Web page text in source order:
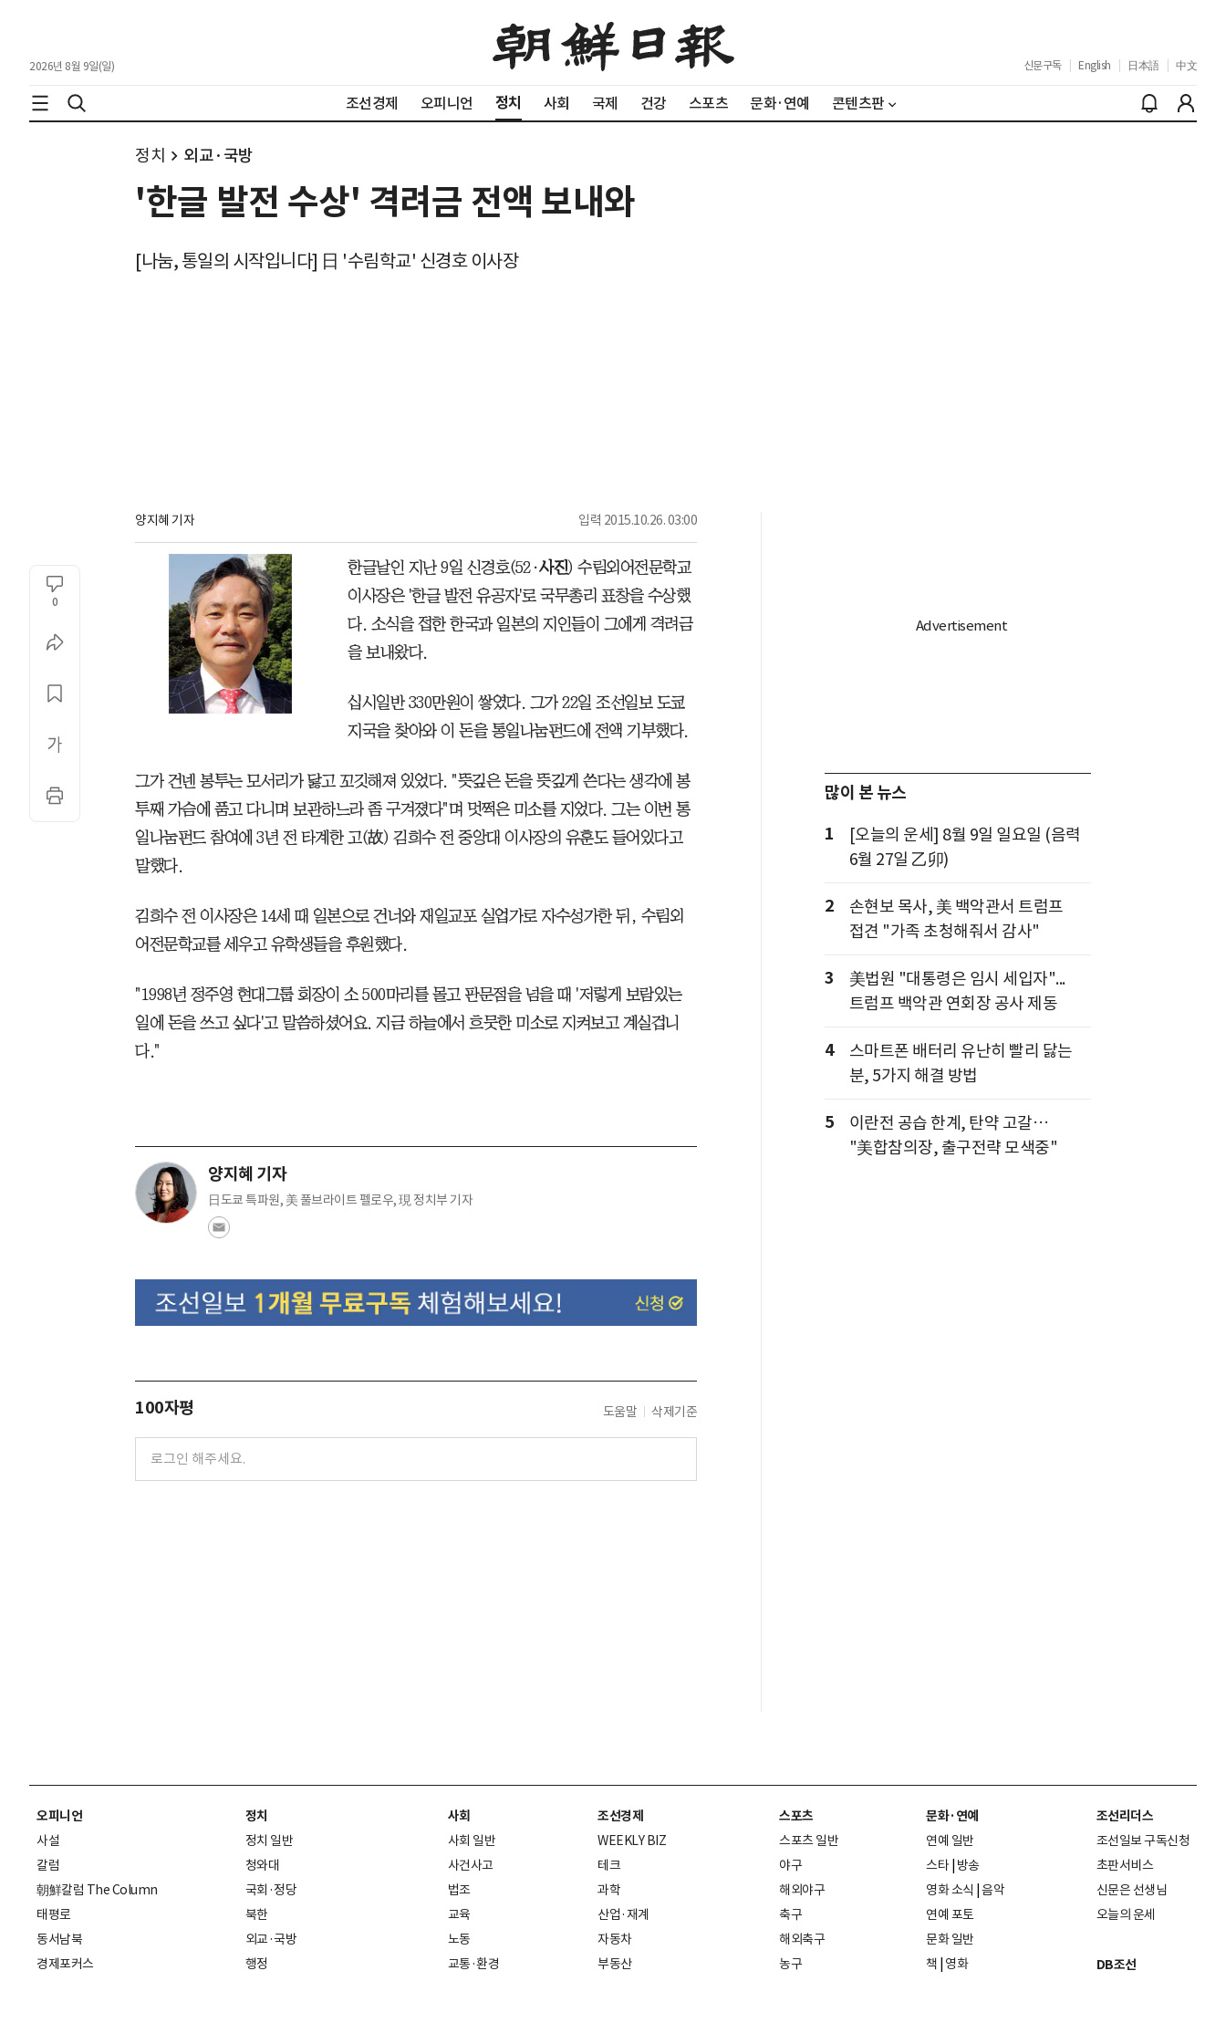
2026년 8월 9일(일) 신문구독 English 日本語 中文
조선경제 오피니언 정치 사회 국제 건강 스포츠 문화·연예 콘텐츠판
정치 외교·국방
'한글 발전 수상' 격려금 전액 보내와
[나눔, 통일의 시작입니다] 日 '수림학교' 신경호 이사장
양지혜 기자 입력 2015.10.26. 03:00
0
한글날인 지난 9일 신경호(52·사진) 수림외어전문학교
이사장은 '한글 발전 유공자'로 국무총리 표창을 수상했
다. 소식을 접한 한국과 일본의 지인들이 그에게 격려금
을 보내왔다.
십시일반 330만원이 쌓였다. 그가 22일 조선일보 도쿄
지국을 찾아와 이 돈을 통일나눔펀드에 전액 기부했다.
그가 건넨 봉투는 모서리가 닳고 꼬깃해져 있었다. "뜻깊은 돈을 뜻깊게 쓴다는 생각에 봉
투째 가슴에 품고 다니며 보관하느라 좀 구겨졌다"며 멋쩍은 미소를 지었다. 그는 이번 통
일나눔펀드 참여에 3년 전 타계한 고(故) 김희수 전 중앙대 이사장의 유훈도 들어있다고
말했다.
김희수 전 이사장은 14세 때 일본으로 건너와 재일교포 실업가로 자수성가한 뒤, 수림외
어전문학교를 세우고 유학생들을 후원했다.
"1998년 정주영 현대그룹 회장이 소 500마리를 몰고 판문점을 넘을 때 '저렇게 보람있는
일에 돈을 쓰고 싶다'고 말씀하셨어요. 지금 하늘에서 흐뭇한 미소로 지켜보고 계실겁니
다."
양지혜 기자
日도쿄 특파원, 美 풀브라이트 펠로우, 現 정치부 기자
100자평 도움말 삭제기준
많이 본 뉴스
1
[오늘의 운세] 8월 9일 일요일 (음력
6월 27일 乙卯)
2
손현보 목사, 美 백악관서 트럼프
접견 "가족 초청해줘서 감사"
3
美법원 "대통령은 임시 세입자"...
트럼프 백악관 연회장 공사 제동
4
스마트폰 배터리 유난히 빨리 닳는
분, 5가지 해결 방법
5
이란전 공습 한계, 탄약 고갈…
"美합참의장, 출구전략 모색중"
오피니언
사설
칼럼
朝鮮칼럼 The Column
태평로
동서남북
경제포커스
정치
정치 일반
청와대
국회·정당
북한
외교·국방
행정
사회
사회 일반
사건사고
법조
교육
노동
교통·환경
조선경제
WEEKLY BIZ
테크
과학
산업·재계
자동차
부동산
스포츠
스포츠 일반
야구
해외야구
축구
해외축구
농구
문화·연예
연예 일반
스타 방송
영화 소식 음악
연예 포토
문화 일반
책
영화
조선리더스
조선일보 구독신청
초판서비스
신문은 선생님
오늘의 운세
DB조선